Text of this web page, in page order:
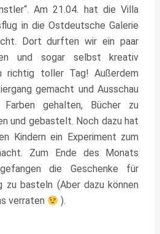
Am 21.04. hat die Villa
in die Ostdeutsche Galerie
Dort durften wir ein paar
und sogar selbst kreativ
richtig toller Tag! Außerdem
gemacht und Ausschau
gehalten, Bücher zu
und gebastelt. Noch dazu hat
Kindern ein Experiment zum
Zum Ende des Monats
die Geschenke für
basteln (Aber dazu können
verraten
).